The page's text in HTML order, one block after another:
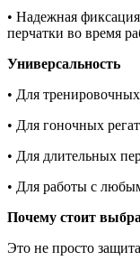
• Надежная
перчатки во время
Универсальность
• Для
• Для гоночных регат
• Для длительных
• Для работы с
Почему стоит
Это не просто